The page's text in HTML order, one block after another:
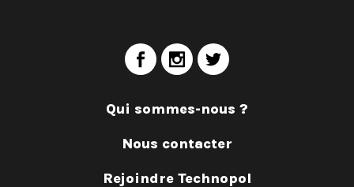
Qui sommes-nous ?
Nous contacter
Rejoindre Technopol